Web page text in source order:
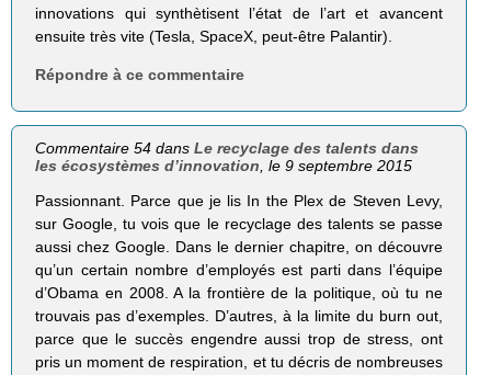
innovations qui synthètisent l’état de l’art et avancent
ensuite très vite (Tesla, SpaceX, peut-être Palantir).
Répondre à ce commentaire
Commentaire 54 dansLe recyclage des talents dans
les écosystèmes d’innovation , le 9 septembre 2015
Passionnant. Parce que je lis In the Plex de Steven Levy,
sur Google, tu vois que le recyclage des talents se passe
aussi chez Google. Dans le dernier chapitre, on découvre
qu’un certain nombre d’employés est parti dans l’équipe
d’Obama en 2008. A la frontière de la politique, où tu ne
trouvais pas d’exemples. D’autres, à la limite du burn out,
parce que le succès engendre aussi trop de stress, ont
pris un moment de respiration, et tu décris de nombreuses